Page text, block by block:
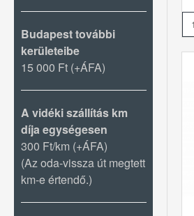
Budapest további
kerületeibe
15 000 Ft (+ÁFA)
A vidéki szállítás km
díja egységesen
300 Ft/km (+ÁFA)
(Az oda-vissza út megtett
km-e értendő.)